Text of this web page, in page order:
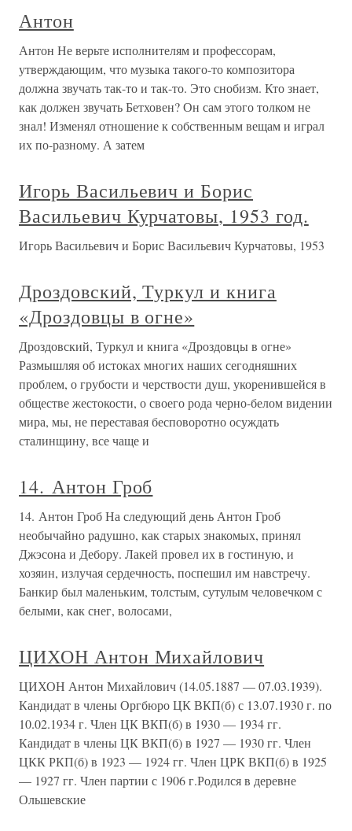
Антон
Антон Не верьте исполнителям и профессорам,
утверждающим, что музыка такого-то композитора
должна звучать так-то и так-то. Это снобизм. Кто знает,
как должен звучать Бетховен? Он сам этого толком не
знал! Изменял отношение к собственным вещам и играл
их по-разному. А затем
Игорь Васильевич и Борис
Васильевич Курчатовы, 1953 год.
Игорь Васильевич и Борис Васильевич Курчатовы, 1953
Дроздовский, Туркул и книга
«Дроздовцы в огне»
Дроздовский, Туркул и книга «Дроздовцы в огне»
Размышляя об истоках многих наших сегодняшних
проблем, о грубости и черствости душ, укоренившейся в
обществе жестокости, о своего рода черно-белом видении
мира, мы, не переставая бесповоротно осуждать
сталинщину, все чаще и
14. Антон Гроб
14. Антон Гроб На следующий день Антон Гроб
необычайно радушно, как старых знакомых, принял
Джэсона и Дебору. Лакей провел их в гостиную, и
хозяин, излучая сердечность, поспешил им навстречу.
Банкир был маленьким, толстым, сутулым человечком с
белыми, как снег, волосами,
ЦИХОН Антон Михайлович
ЦИХОН Антон Михайлович (14.05.1887 — 07.03.1939).
Кандидат в члены Оргбюро ЦК ВКП(б) с 13.07.1930 г. по
10.02.1934 г. Член ЦК ВКП(б) в 1930 — 1934 гг.
Кандидат в члены ЦК ВКП(б) в 1927 — 1930 гг. Член
ЦКК РКП(б) в 1923 — 1924 гг. Член ЦРК ВКП(б) в 1925
— 1927 гг. Член партии с 1906 г.Родился в деревне
Ольшевские